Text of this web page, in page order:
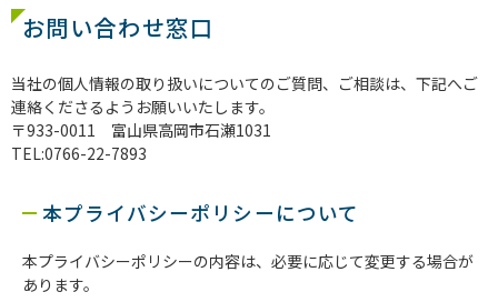
お問い合わせ窓口
当社の個人情報の取り扱いについてのご質問、ご相談は、下記へご
連絡くださるようお願いいたします。
〒933-0011 富山県高岡市石瀬1031
TEL:0766-22-7893
本プライバシーポリシーについて
本プライバシーポリシーの内容は、必要に応じて変更する場合が
あります。